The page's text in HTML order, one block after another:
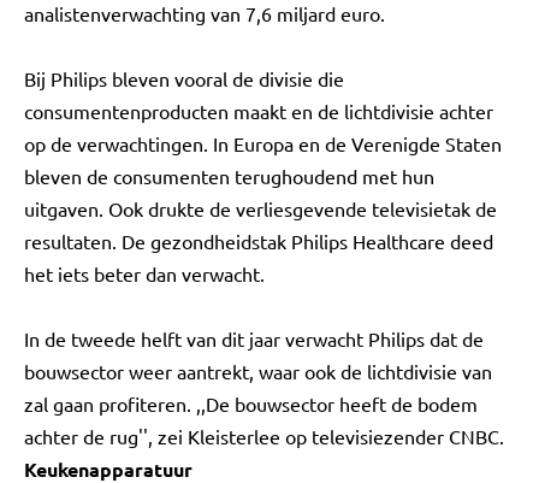
analistenverwachting van 7,6 miljard euro.
Bij Philips bleven vooral de divisie die
consumentenproducten maakt en de lichtdivisie achter
op de verwachtingen. In Europa en de Verenigde Staten
bleven de consumenten terughoudend met hun
uitgaven. Ook drukte de verliesgevende televisietak de
resultaten. De gezondheidstak Philips Healthcare deed
het iets beter dan verwacht.
In de tweede helft van dit jaar verwacht Philips dat de
bouwsector weer aantrekt, waar ook de lichtdivisie van
zal gaan profiteren. ,,De bouwsector heeft de bodem
achter de rug'', zei Kleisterlee op televisiezender CNBC.
Keukenapparatuur